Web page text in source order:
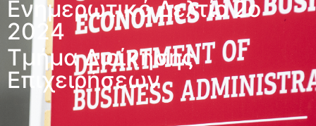
Ενημερωτικό Δελτίο 2ο
2024
Τμήμα Διοίκησης
Επιχειρήσεων